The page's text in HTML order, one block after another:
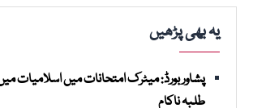
یہ بھی پڑھیں
طلبہ ناکام